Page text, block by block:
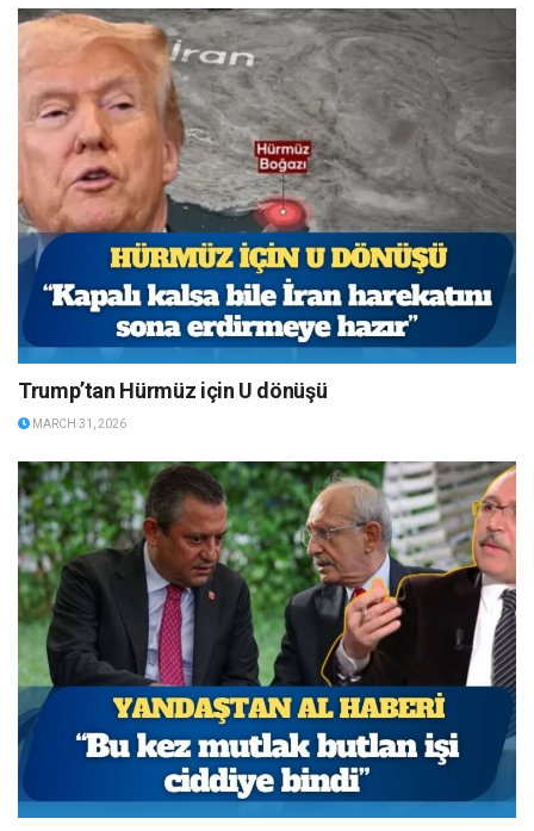
Trump’tan Hürmüz için U dönüşü
MARCH 31, 2026